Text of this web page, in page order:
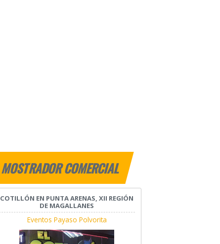
MOSTRADOR COMERCIAL
COTILLÓN EN PUNTA ARENAS, XII REGIÓN
DE MAGALLANES
Eventos Payaso Polvorita